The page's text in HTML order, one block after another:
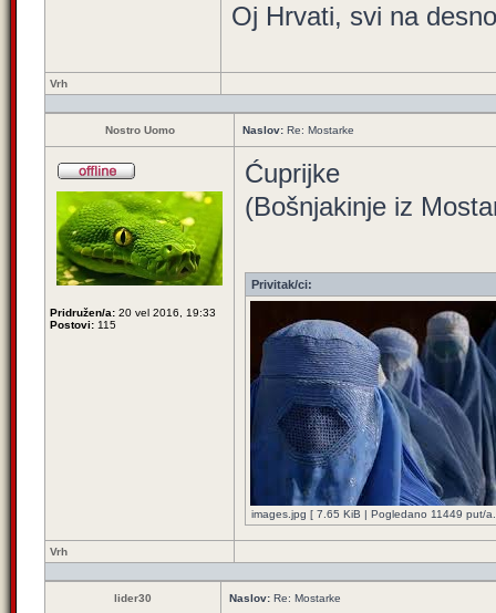
Oj Hrvati, svi na
Vrh
Nostro Uomo Naslov: Re: Mostarke
Pridružen/a: 20 vel 2016, 19:33
Postovi: 115
Ćuprijke
(Bošnjakinje iz
Privitak/ci:
images.jpg [ 7.65 KiB | Pogledano 11449 put/
Vrh
lider30 Naslov: Re: Mostarke